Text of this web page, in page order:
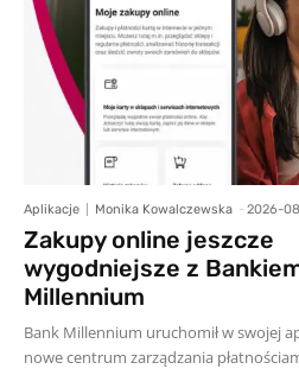
Aplikacje Monika Kowalczewska - 2026-
Zakupy online jeszcze
wygodniejsze z
Millennium
Bank Millennium uruchomił w swojej
nowe centrum zarządzania